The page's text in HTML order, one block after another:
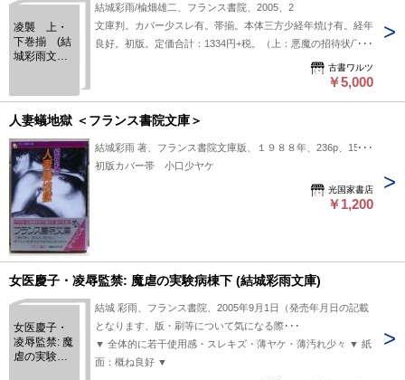
凌襲 上・
下巻揃 (結
城彩雨文
結城彩雨/楡畑雄二、フランス書院、2005、2
文庫判。カバー少スレ有。帯揃。本体三方少経年焼け有。経年
良好。初版。定価合計：1334円+税。（上：悪魔の招待状/下：
獣魔の恥肉祭）。白色背カバー。(結城彩雨文庫版)。
古書ワルツ
￥5,000
人妻蟻地獄 ＜フランス書院文庫＞
結城彩雨 著、フランス書院文庫版、１９８８年、236p、15cm
初版カバー帯 小口少ヤケ
光国家書店
￥1,200
女医慶子・凌辱監禁: 魔虐の実験病棟下 (結城彩雨文庫)
女医慶子・
凌辱監禁: 魔
虐の実験病
結城 彩雨、フランス書院、2005年9月1日（発売年月日の記載
となります、版・刷等について気になる際･･･
▼ 全体的に若干使用感・スレキズ・薄ヤケ・薄汚れ少々 ▼ 紙
面：概ね良好 ▼